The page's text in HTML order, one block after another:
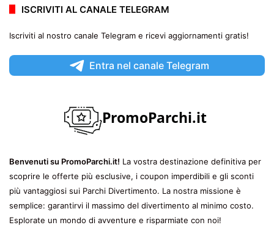
ISCRIVITI AL CANALE TELEGRAM
Iscriviti al nostro canale Telegram e ricevi aggiornamenti gratis!
Entra nel canale Telegram
Benvenuti su PromoParchi.it! La vostra destinazione definitiva per
scoprire le offerte più esclusive, i coupon imperdibili e gli sconti
più vantaggiosi sui Parchi Divertimento. La nostra missione è
semplice: garantirvi il massimo del divertimento al minimo costo.
Esplorate un mondo di avventure e risparmiate con noi!